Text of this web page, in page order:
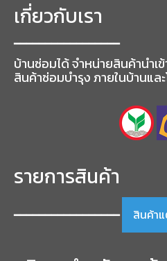
เกี่ยวกับเรา
━━━━━━━━━━━━━━━━━
บ้านซ่อมได้ จำหน่ายสินค้านำเ
สินค้าซ่อมบำรุง ภายในบ้านแล
รายการสินค้า
━━━━━━━━━━━━━━━━━ สินค้าแ